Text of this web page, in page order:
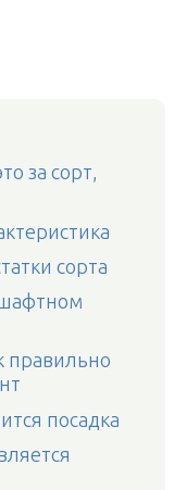
за сорт,
сорта
правильно
посадка